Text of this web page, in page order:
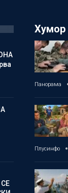
Хумор
Панорама
Плусинфо